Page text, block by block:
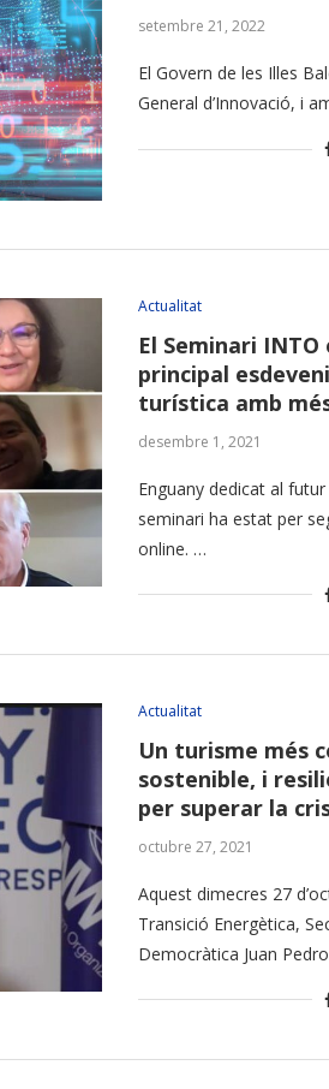
setembre 21, 2022
El Govern de les Illes
General d’Innovació, i
Actualitat
El Seminari
principal
turística amb
desembre 1, 2021
Enguany dedicat al
seminari ha estat per
online. …
Actualitat
Un turisme més
sostenible, i
per superar la
octubre 27, 2021
Aquest dimecres 27
Transició Energètica,
Democràtica Juan